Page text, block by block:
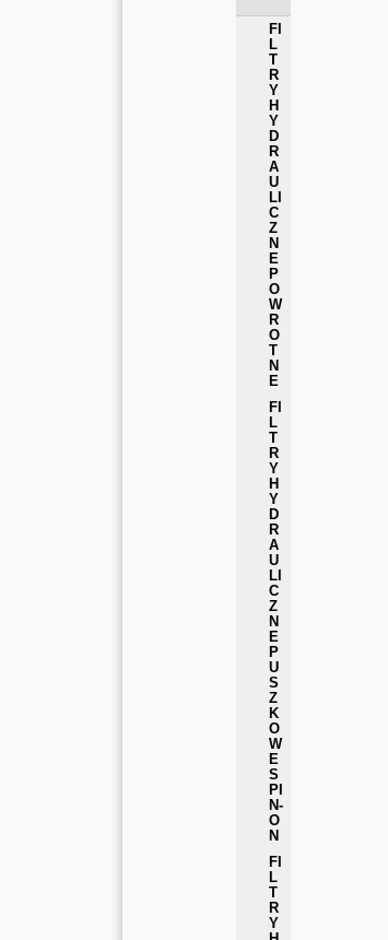
FI
L
T
R
Y
H
Y
D
R
A
U
LI
C
Z
N
E
P
O
W
R
O
T
N
E
FI
L
T
R
Y
H
Y
D
R
A
U
LI
C
Z
N
E
P
U
S
Z
K
O
W
E
S
PI
N-
O
N
FI
L
T
R
Y